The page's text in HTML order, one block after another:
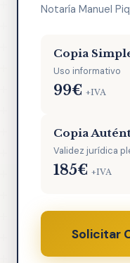
Notaría Manuel
Copia
Uso informativo
99€ +IVA
Copia
Validez jurídica
185€ +IVA
Solicitar